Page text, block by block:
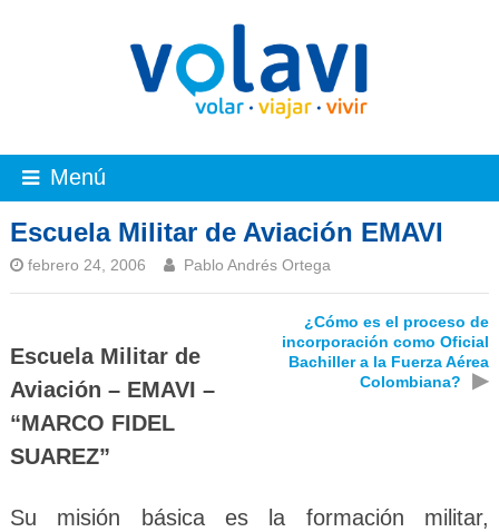
Menú
Escuela Militar de Aviación EMAVI
febrero 24, 2006 Pablo Andrés Ortega
¿Cómo es el proceso de
incorporación como Oficial
Bachiller a la Fuerza Aérea
Colombiana?
▶
Escuela Militar de
Aviación – EMAVI –
“MARCO FIDEL
SUAREZ”
Su misión básica es la formación militar,